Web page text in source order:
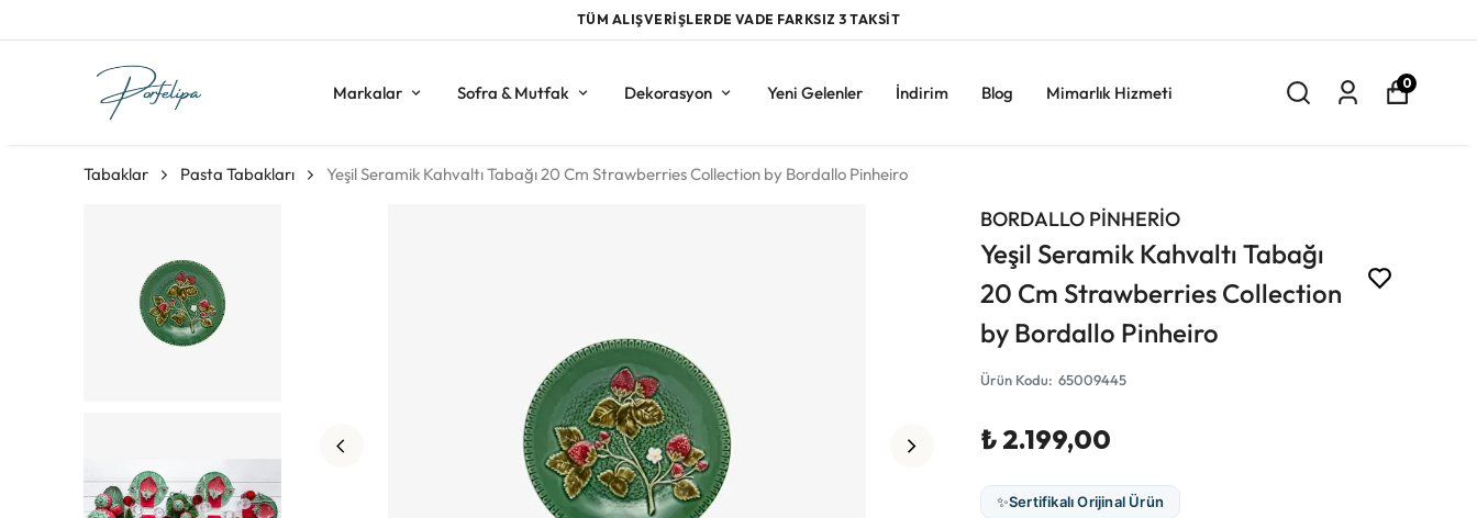
TÜM ALIŞVERİŞLERDE VADE FARKSIZ 3 TAKSİT
Markalar Sofra & Mutfak Dekorasyon Yeni Gelenler İndirim Blog Mimarlık Hizmeti 0
Tabaklar Pasta Tabakları Yeşil Seramik Kahvaltı Tabağı 20 Cm Strawberries Collection by Bordallo Pinheiro
BORDALLO PİNHERİO
Yeşil Seramik Kahvaltı Tabağı
20 Cm Strawberries Collection
by Bordallo Pinheiro
Ürün Kodu: 65009445
₺ 2.199,00
✨Sertifikalı Orijinal Ürün